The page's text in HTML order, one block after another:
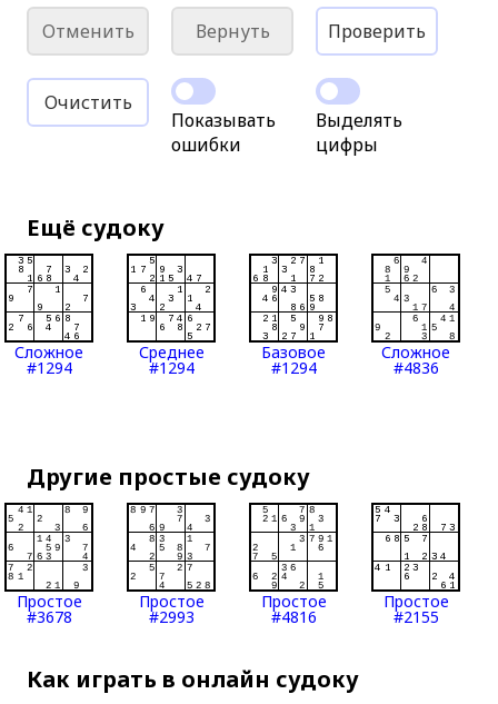
Отменить Вернуть Проверить
Очистить
Показывать
ошибки
Выделять
цифры
Ещё судоку
Сложное
#1294
Среднее
#1294
Базовое
#1294
Сложное
#4836
Другие простые судоку
Простое
#3678
Простое
#2993
Простое
#4816
Простое
#2155
Как играть в онлайн судоку